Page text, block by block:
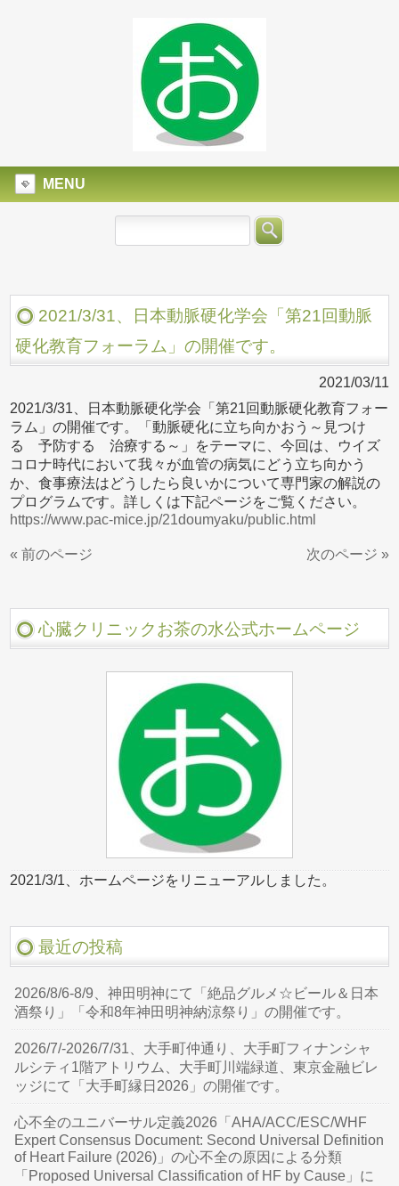
MENU
2021/3/31、日本動脈硬化学会「第21回動脈
硬化教育フォーラム」の開催です。
2021/03/11
2021/3/31、日本動脈硬化学会「第21回動脈硬化教育フォー
ラム」の開催です。「動脈硬化に立ち向かおう～見つけ
る 予防する 治療する～」をテーマに、今回は、ウイズ
コロナ時代において我々が血管の病気にどう立ち向かう
か、食事療法はどうしたら良いかについて専門家の解説の
プログラムです。詳しくは下記ページをご覧ください。
https://www.pac-mice.jp/21doumyaku/public.html
« 前のページ 次のページ »
心臓クリニックお茶の水公式ホームページ
2021/3/1、ホームページをリニューアルしました。
最近の投稿
2026/8/6-8/9、神田明神にて「絶品グルメ☆ビール＆日本
酒祭り」「令和8年神田明神納涼祭り」の開催です。
2026/7/-2026/7/31、大手町仲通り、大手町フィナンシャ
ルシティ1階アトリウム、大手町川端緑道、東京金融ビレ
ッジにて「大手町縁日2026」の開催です。
心不全のユニバーサル定義2026「AHA/ACC/ESC/WHF
Expert Consensus Document: Second Universal Definition
of Heart Failure (2026)」の心不全の原因による分類
「Proposed Universal Classification of HF by Cause」に